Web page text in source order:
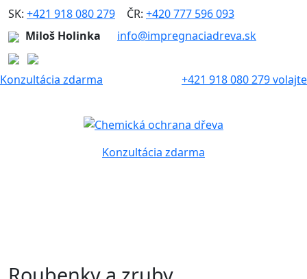
SK: +421 918 080 279 ČR: +420 777 596 093
Miloš Holinka
info@impregnaciadreva.sk
Konzultácia zdarma +421 918 080 279 volajte
Konzultácia zdarma